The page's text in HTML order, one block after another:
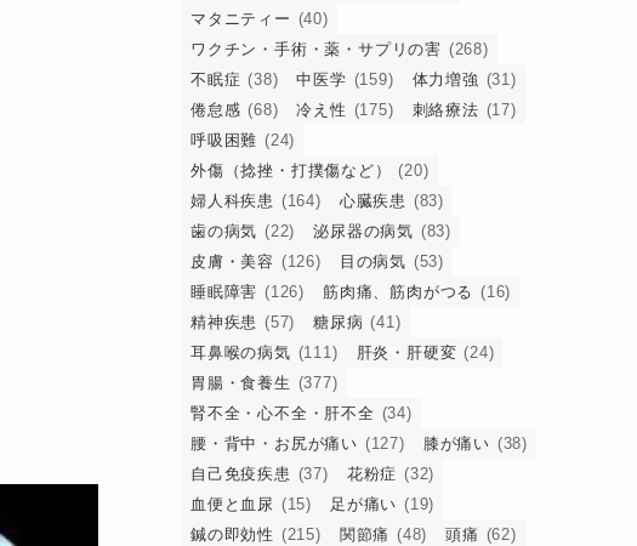
マタニティー (40)
ワクチン・手術・薬・サプリの害 (268)
不眠症 (38) 中医学 (159) 体力増強 (31)
倦怠感 (68) 冷え性 (175) 刺絡療法 (17)
呼吸困難 (24)
外傷（捻挫・打撲傷など）
(20)
婦人科疾患 (164) 心臓疾患 (83)
歯の病気 (22) 泌尿器の病気 (83)
皮膚・美容 (126) 目の病気 (53)
睡眠障害 (126) 筋肉痛、筋肉がつる (16)
精神疾患 (57) 糖尿病 (41)
耳鼻喉の病気 (111) 肝炎・肝硬変 (24)
胃腸・食養生 (377)
腎不全・心不全・肝不全 (34)
腰・背中・お尻が痛い (127) 膝が痛い (38)
自己免疫疾患 (37) 花粉症 (32)
血便と血尿 (15) 足が痛い (19)
鍼の即効性 (215) 関節痛 (48) 頭痛 (62)